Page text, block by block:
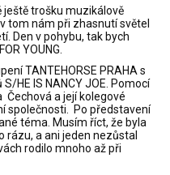
ještě trošku muzikálově
tom nám při zhasnutí světel
Den v pohybu, tak bych
YOUNG.
TANTEHORSE PRAHA s
HE IS NANCY JOE. Pomocí
Čechová a její kolegové
společnosti. Po představení
téma. Musím říct, že byla
rázu, a ani jeden nezůstal
rodilo mnoho až při